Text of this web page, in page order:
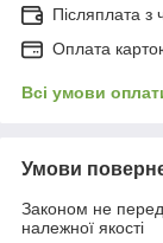
Післяплата з
Оплата
Всі умови
Умови
Законом не
належної якості